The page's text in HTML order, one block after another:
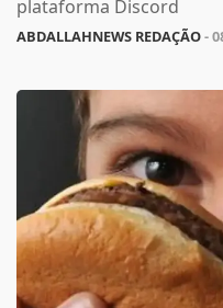
plataforma Discord
ABDALLAHNEWS REDAÇÃO-